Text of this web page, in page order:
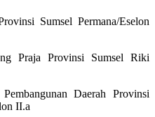
Sumsel Permana/Eselon
Praja Provinsi Sumsel Riki
Daerah Provinsi
II.a